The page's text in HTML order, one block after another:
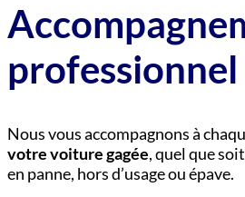
professionnel
Nous vous accompagnons à
votre voiture gagée, quel que
en panne, hors d’usage ou épave.